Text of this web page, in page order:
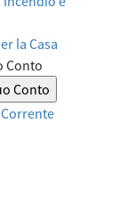
la Casa
Conto
Conto